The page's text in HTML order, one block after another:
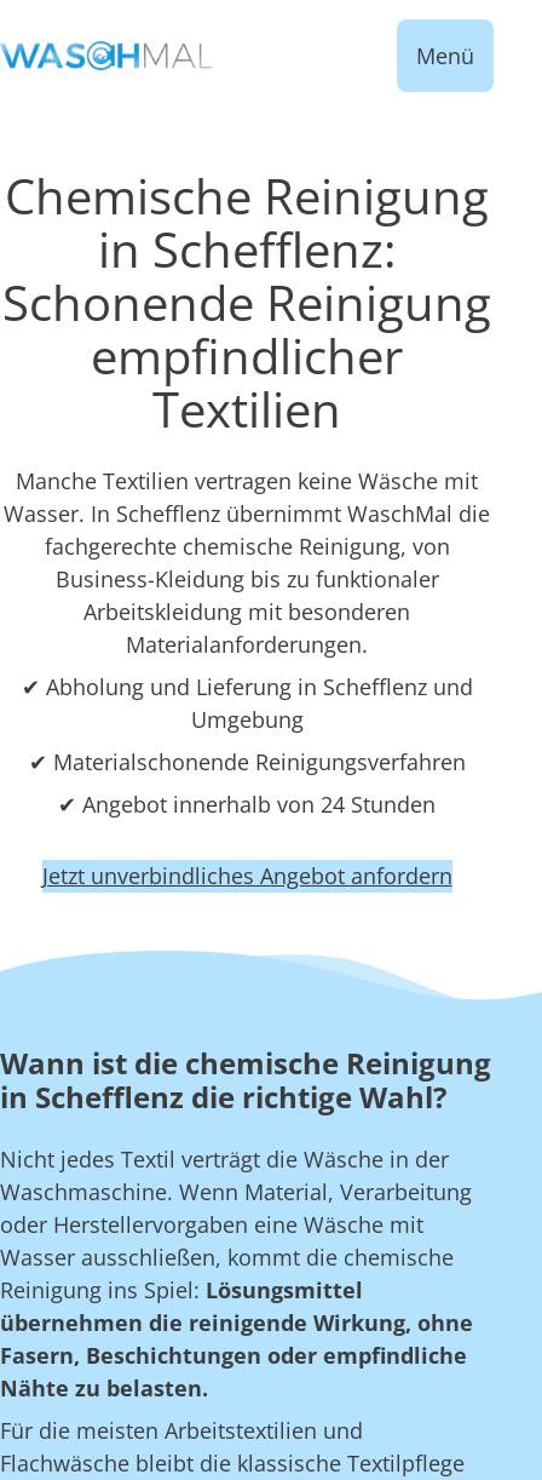
Menü
Chemische Reinigung
in Schefflenz:
Schonende Reinigung
empfindlicher
Textilien
Manche Textilien vertragen keine Wäsche mit
Wasser. In Schefflenz übernimmt WaschMal die
fachgerechte chemische Reinigung, von
Business-Kleidung bis zu funktionaler
Arbeitskleidung mit besonderen
Materialanforderungen.
✔ Abholung und Lieferung in Schefflenz und
Umgebung
✔ Materialschonende Reinigungsverfahren
✔ Angebot innerhalb von 24 Stunden
Jetzt unverbindliches Angebot anfordern
Wann ist die chemische Reinigung
in Schefflenz die richtige Wahl?
Nicht jedes Textil verträgt die Wäsche in der
Waschmaschine. Wenn Material, Verarbeitung
oder Herstellervorgaben eine Wäsche mit
Wasser ausschließen, kommt die chemische
Reinigung ins Spiel: Lösungsmittel
übernehmen die reinigende Wirkung, ohne
Fasern, Beschichtungen oder empfindliche
Nähte zu belasten.
Für die meisten Arbeitstextilien und
Flachwäsche bleibt die klassische Textilpflege